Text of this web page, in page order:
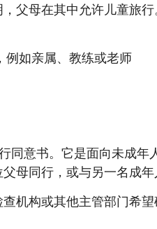
父母在其中允许儿童旅
例如亲属、教练或老师
同意书。它是面向未成
母同行，或与另一名成年
机构或其他主管部门希